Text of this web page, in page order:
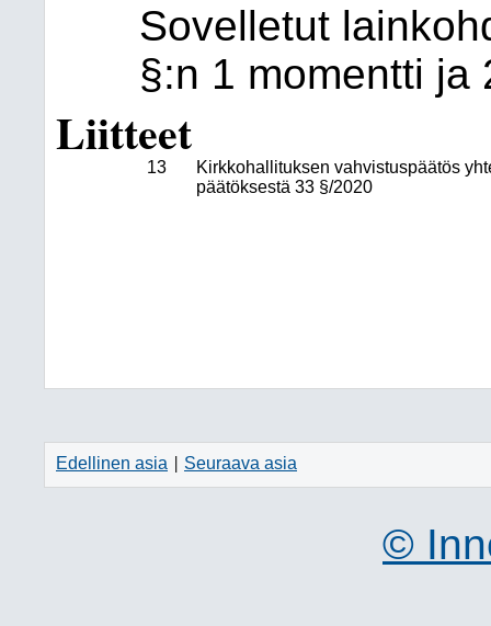
Sovelletut
§:n 1 momentti ja
Liitteet
13
Kirkkohallituksen vahvistuspäätös
päätöksestä 33 §/2020
Edellinen asia Seuraava asia
©